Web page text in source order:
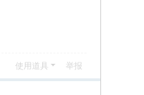
使用道具 举报